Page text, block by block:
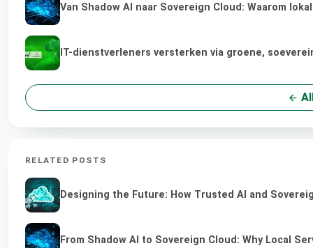
Van Shadow AI naar Sovereign Cloud: Waarom
IT-dienstverleners versterken via groene,
RELATED POSTS
Designing the Future: How Trusted AI and
From Shadow AI to Sovereign Cloud: Why Local